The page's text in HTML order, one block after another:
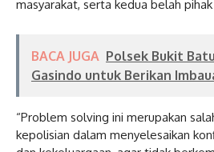
masyarakat, serta kedua belah
BACA JUGA Polsek Bukit
Gasindo untuk Berikan
“Problem solving ini merupakan
kepolisian dalam menyelesaikan